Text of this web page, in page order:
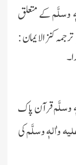
وسلَّمکے متعلق
ترجمہ کنز الایمان :
وسلَّمقرآن پاک
واٰلہٖ وسلَّمکی